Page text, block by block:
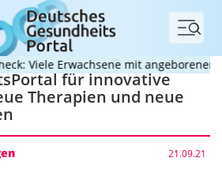
Menü
Viele Erwachsene mit angeborenem
für innovative
Therapien und neue
21.09.21